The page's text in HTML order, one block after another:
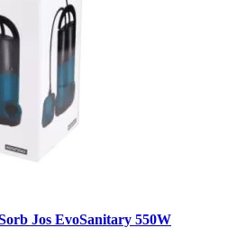
Jos EvoSanitary 550W